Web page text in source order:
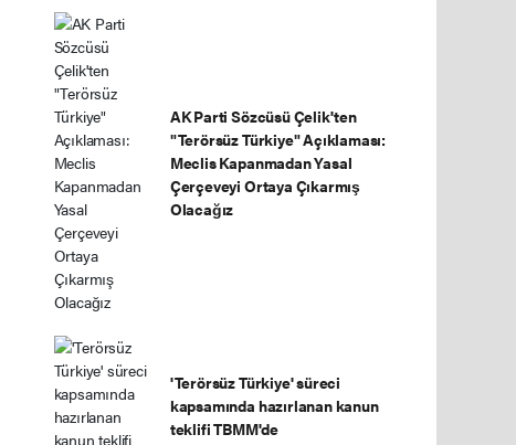
AK Parti Sözcüsü Çelik'ten
"Terörsüz Türkiye" Açıklaması:
Meclis Kapanmadan Yasal
Çerçeveyi Ortaya Çıkarmış
Olacağız
'Terörsüz Türkiye' süreci
kapsamında hazırlanan kanun
teklifi TBMM'de